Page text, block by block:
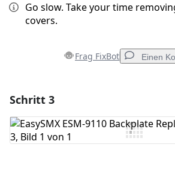
Go slow. Take your time
covers.
Frag FixBot Einen
Kommentar hinzufügen
Schritt 3